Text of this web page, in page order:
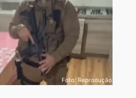
Foto: Reprodução